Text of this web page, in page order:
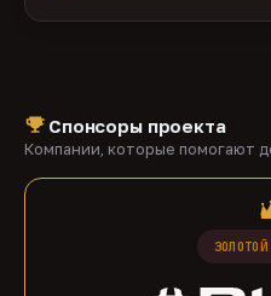
Спонсоры проекта
Компании, которые помогают